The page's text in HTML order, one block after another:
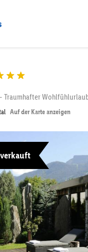
Traumhafter
Auf der Karte anzeigen